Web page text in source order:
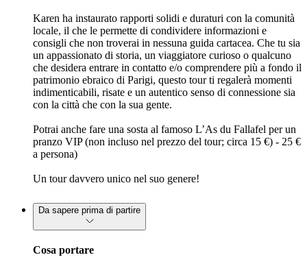
Karen ha instaurato rapporti solidi e duraturi con la comunità
locale, il che le permette di condividere informazioni e
consigli che non troverai in nessuna guida cartacea. Che tu sia
un appassionato di storia, un viaggiatore curioso o qualcuno
che desidera entrare in contatto e/o comprendere più a fondo il
patrimonio ebraico di Parigi, questo tour ti regalerà momenti
indimenticabili, risate e un autentico senso di connessione sia
con la città che con la sua gente.
Potrai anche fare una sosta al famoso L’As du Fallafel per un
pranzo VIP (non incluso nel prezzo del tour; circa 15 €) - 25 €
a persona)
Un tour davvero unico nel suo genere!
Da sapere prima di partire
Cosa portare